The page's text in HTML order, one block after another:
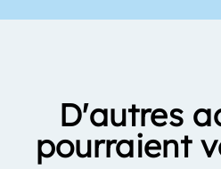
D'autres
pourraient